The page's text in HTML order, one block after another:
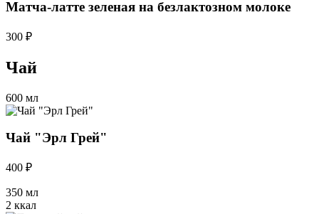
Матча-латте зеленая на безлактозном молоке
300 ₽
Чай
600 мл
Чай "Эрл Грей"
400 ₽
350 мл
2 ккал